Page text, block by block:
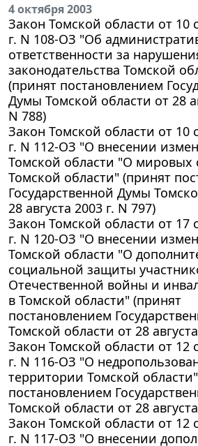
4 октября 2003
Закон Томской области от 10
г. N 108-ОЗ "Об
ответственности за
законодательства Томской
(принят постановлением
Думы Томской области от 28
N 788)
Закон Томской области от 10
г. N 112-ОЗ "О внесении
Томской области "О мировых
Томской области" (принят
Государственной Думы
28 августа 2003 г. N 797)
Закон Томской области от 17
г. N 120-ОЗ "О внесении
Томской области "О
социальной защиты
Отечественной войны и
в Томской области" (принят
постановлением
Томской области от 28
Закон Томской области от 12
г. N 116-ОЗ "О
территории Томской
постановлением
Томской области от 28
Закон Томской области от 12
г. N 117-ОЗ "О внесении